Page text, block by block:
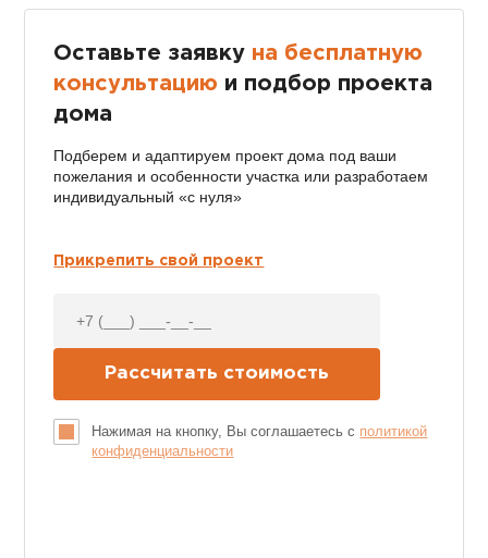
Оставьте заявку на бесплатную
консультацию и подбор проекта
дома
Подберем и адаптируем проект дома под ваши
пожелания и особенности участка или разработаем
индивидуальный «с нуля»
Прикрепить свой проект
Нажимая на кнопку, Вы соглашаетесь с политикой
конфиденциальности